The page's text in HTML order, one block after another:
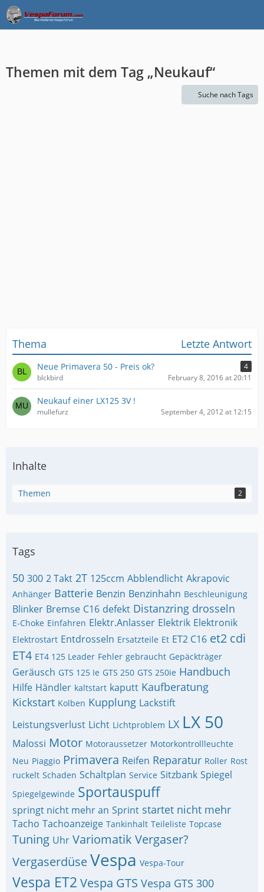
Themen mit dem Tag „Neukauf“
Suche nach Tags
Thema Letzte Antwort
Neue Primavera 50 - Preis ok?
4
blckbird
February 8, 2016 at 20:11
Neukauf einer LX125 3V !
mullefurz September 4, 2012 at 12:15
Inhalte
Themen 2
Tags
50 300 2 Takt 2T 125ccm Abblendlicht Akrapovic
Anhänger Batterie Benzin Benzinhahn Beschleunigung
Blinker Bremse C16 defekt Distanzring drosseln
E-Choke Einfahren Elektr.Anlasser Elektrik Elektronik
Elektrostart Entdrosseln Ersatzteile Et ET2 C16 et2 cdi
ET4 ET4 125 Leader Fehler gebraucht Gepäckträger
Geräusch GTS 125 Ie GTS 250 GTS 250ie Handbuch
Hilfe Händler kaltstart kaputt Kaufberatung
Kickstart Kolben Kupplung Lackstift
Leistungsverlust Licht Lichtproblem LX LX 50
Malossi Motor Motoraussetzer Motorkontrollleuchte
Neu Piaggio Primavera Reifen Reparatur Roller Rost
ruckelt Schaden Schaltplan Service Sitzbank Spiegel
Spiegelgewinde Sportauspuff
springt nicht mehr an Sprint startet nicht mehr
Tacho Tachoanzeige Tankinhalt Teileliste Topcase
Tuning Uhr Variomatik Vergaser?
VergaserdüseVespa Vespa-Tour
Vespa ET2 Vespa GTS Vespa GTS 300